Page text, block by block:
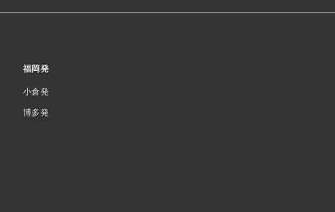
福岡発
小倉発
博多発